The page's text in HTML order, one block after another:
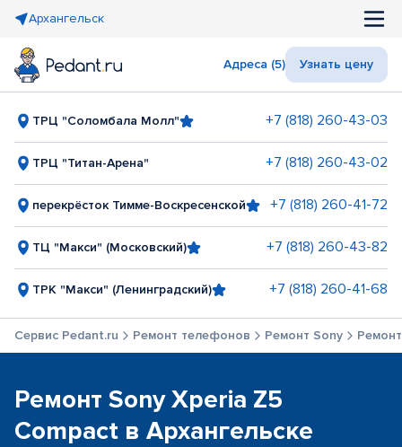
Архангельск
Адреса (5) Узнать цену
ТРЦ "Соломбала Молл" +7 (818) 260-43-03
ТРЦ "Титан-Арена" +7 (818) 260-43-02
перекрёсток Тимме-Воскресенской +7 (818) 260-41-72
ТЦ "Макси" (Московский) +7 (818) 260-43-82
ТРК "Макси" (Ленинградский) +7 (818) 260-41-68
Сервис Pedant.ru Ремонт телефонов Ремонт Sony
Ремонт Sony Xperia Z5
Compact в Архангельске